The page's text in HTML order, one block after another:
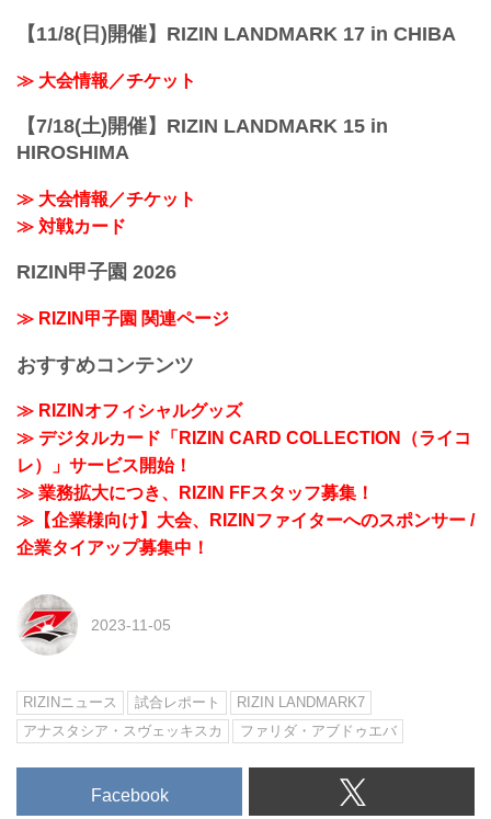
【11/8(日)開催】RIZIN LANDMARK 17 in CHIBA
≫ 大会情報／チケット
【7/18(土)開催】RIZIN LANDMARK 15 in
HIROSHIMA
≫ 大会情報／チケット
≫ 対戦カード
RIZIN甲子園 2026
≫ RIZIN甲子園 関連ページ
おすすめコンテンツ
≫ RIZINオフィシャルグッズ
≫ デジタルカード「RIZIN CARD COLLECTION（ライコ
レ）」サービス開始！
≫ 業務拡大につき、RIZIN FFスタッフ募集！
≫【企業様向け】大会、RIZINファイターへのスポンサー /
企業タイアップ募集中！
2023-11-05
RIZINニュース 試合レポート
RIZIN LANDMARK7
アナスタシア・スヴェッキスカ
ファリダ・アブドゥエバ
Facebook